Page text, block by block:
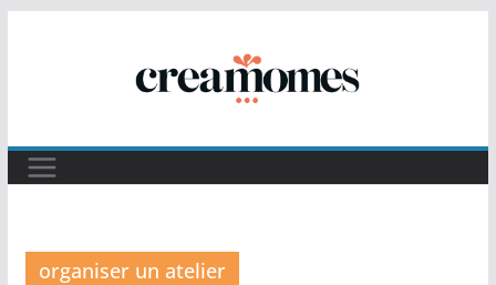
organiser un atelier